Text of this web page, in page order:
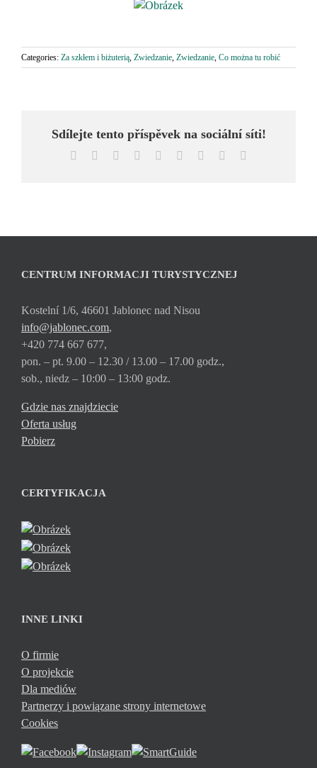
Categories: Za szkłem i biżuterią Zwiedzanie Zwiedzanie Co można tu robić
Sdílejte tento příspěvek na sociální síti!
Facebook Reddit LinkedInWhatsApp
TumblrPinterest
CENTRUM INFORMACJI TURYSTYCZNEJ
Kostelní 1/6, 46601 Jablonec nad Nisou
info@jablonec.com,
+420 774 667 677,
pon. – pt. 9.00 – 12.30 / 13.00 – 17.00 godz.,
sob., niedz – 10:00 – 13:00 godz.
Gdzie nas znajdziecie
Oferta usług
Pobierz
CERTYFIKACJA
INNE LINKI
O firmie
O projekcie
Dla mediów
Partnerzy i powiązane strony internetowe
Cookies